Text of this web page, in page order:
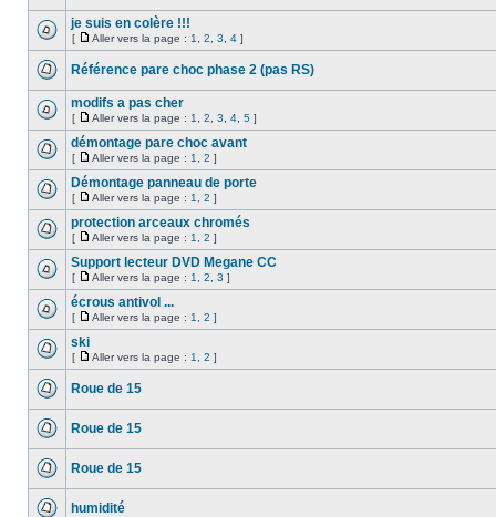
je suis en colère !!!
[ Aller vers la page : 1 2 3 4 ]
Référence pare choc phase 2 (pas RS)
modifs a pas cher
[ Aller vers la page : 1 2 3 4 5 ]
démontage pare choc avant
[ Aller vers la page : 1 2 ]
Démontage panneau de porte
[ Aller vers la page : 1 2 ]
protection arceaux chromés
[ Aller vers la page : 1 2 ]
Support lecteur DVD Megane CC
[ Aller vers la page : 1 2 3 ]
écrous antivol ...
[ Aller vers la page : 1 2 ]
ski
[ Aller vers la page : 1 2 ]
Roue de 15
Roue de 15
Roue de 15
humidité